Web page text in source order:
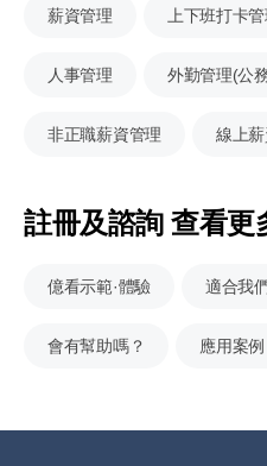
薪資管理 上下班打卡管
人事管理 外勤管理(公
非正職薪資管理 線上
註冊及諮詢 查看更
億看示範·體驗 適合我
會有幫助嗎？ 應用案例